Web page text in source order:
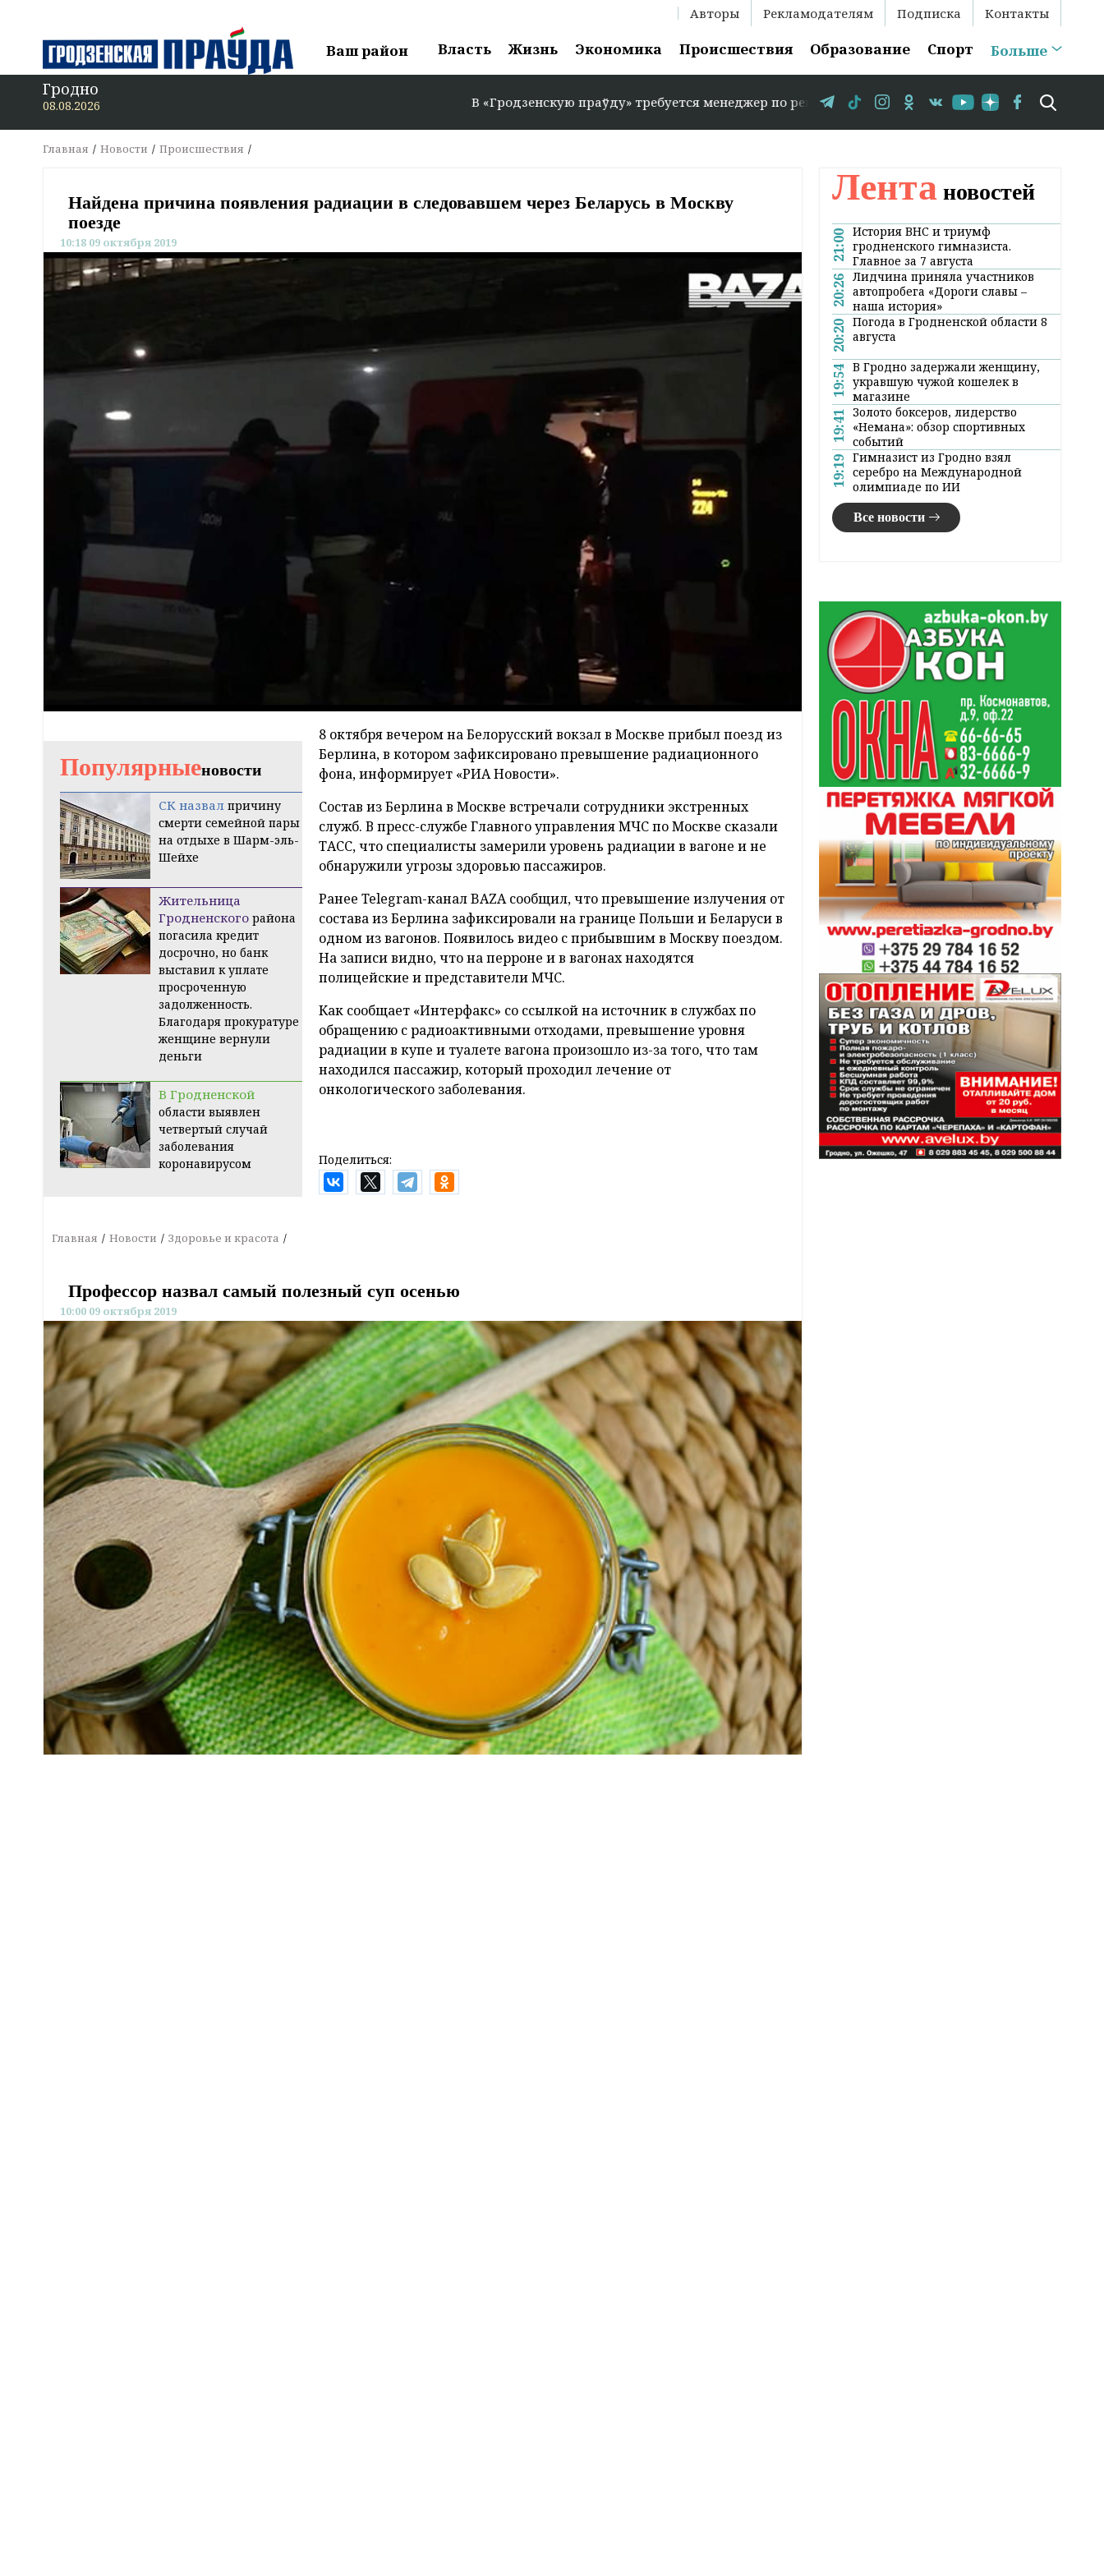
Авторы Рекламодателям Подписка Контакты
Ваш район Власть Жизнь Экономика Происшествия Образование Спорт Больше
Гродно
08.08.2026 В «Гродзенскую праўду» требуется менеджер по рекламе: +375 29 583-35-86 // В Гродно временно
Главная Новости Происшествия
Найдена причина появления радиации в следовавшем через Беларусь в Москву
поезде
10:18 09 октября 2019
Популярныеновости
СК назвал причину
смерти семейной пары
на отдыхе в Шарм-эль-
Шейхе
Жительница
Гродненского района
погасила кредит
досрочно, но банк
выставил к уплате
просроченную
задолженность.
Благодаря прокуратуре
женщине вернули
деньги
В Гродненской
области выявлен
четвертый случай
заболевания
коронавирусом
8 октября вечером на Белорусский вокзал в Москве прибыл поезд из
Берлина, в котором зафиксировано превышение радиационного
фона, информирует «РИА Новости».
Состав из Берлина в Москве встречали сотрудники экстренных
служб. В пресс-службе Главного управления МЧС по Москве сказали
ТАСС, что специалисты замерили уровень радиации в вагоне и не
обнаружили угрозы здоровью пассажиров.
Ранее Telegram-канал BAZA сообщил, что превышение излучения от
состава из Берлина зафиксировали на границе Польши и Беларуси в
одном из вагонов. Появилось видео с прибывшим в Москву поездом.
На записи видно, что на перроне и в вагонах находятся
полицейские и представители МЧС.
Как сообщает «Интерфакс» со ссылкой на источник в службах по
обращению с радиоактивными отходами, превышение уровня
радиации в купе и туалете вагона произошло из-за того, что там
находился пассажир, который проходил лечение от
онкологического заболевания.
Поделиться:
Главная Новости Здоровье и красота
Профессор назвал самый полезный суп осенью
10:00 09 октября 2019
Лента новостей
21:00 История ВНС и триумф
гродненского гимназиста.
Главное за 7 августа
20:26 Лидчина приняла участников
автопробега «Дороги славы –
наша история»
20:20 Погода в Гродненской области 8
августа
19:54 В Гродно задержали женщину,
укравшую чужой кошелек в
магазине
19:41 Золото боксеров, лидерство
«Немана»: обзор спортивных
событий
19:19 Гимназист из Гродно взял
серебро на Международной
олимпиаде по ИИ
Все новости